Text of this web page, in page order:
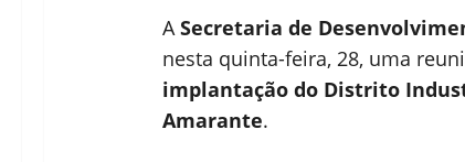
A Secretaria de
nesta quinta-feira, 28, uma
implantação do Distrito
Amarante.